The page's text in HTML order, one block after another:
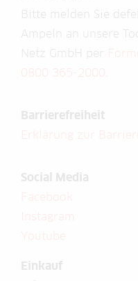
Bitte melden Sie
Ampeln an unsere
Netz GmbH per
Barrierefreiheit
Social Media
Einkauf